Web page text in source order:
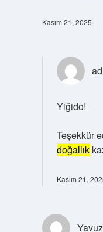
Kasım 21, 2025
Yiğido!
Teşekkür
doğallık
Kasım 21,
Yavuz